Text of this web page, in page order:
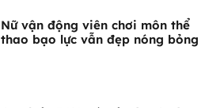
Nữ vận động viên chơi môn thể
thao bạo lực vẫn đẹp nóng bỏng